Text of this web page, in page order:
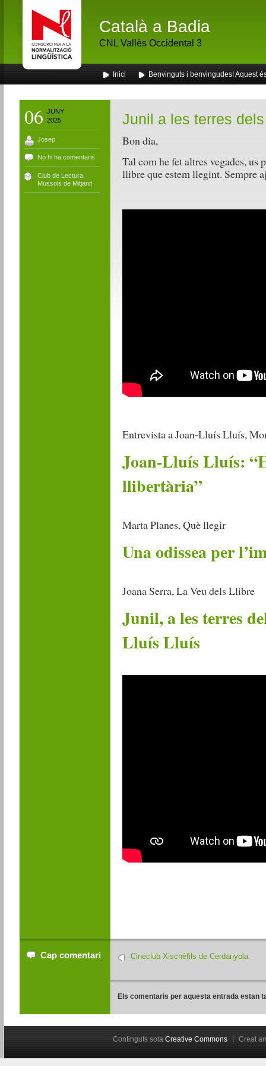
Català a Badia
CNL Vallès Occidental 3
Inici Benvinguts i benvingudes! Aquest
06 JUNY
2025
Josep
No hi ha comentaris
Club de Lectura.
Mussols de Mitjanit
Junil a les terres
Bon dia,
Tal com he fet altres vegades, us
llibre que estem llegint. Sempre
Entrevista a Joan-Lluís Lluís,
Joan-Lluís Lluís:
llibertària”
Marta Planes, Què llegir
Una odissea per
Joana Serra, La Veu dels Llibre
Junil, a les terres
Lluís Lluís
Cap comentari Cineclub Xiscnèfils de Cerdanyola
Els comentaris per aquesta entrada estan
Continguts sota Creative Commons Creat